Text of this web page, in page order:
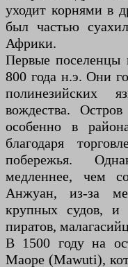
уходит корнями в
был частью
Африки.
Первые поселенцы
800 года н.э. Они
полинезийских
вождества.
особенно в
благодаря
побережья.
медленнее, чем
Анжуан, из-за
крупных судов, и
пиратов,
В 1500 году на
Маоре (Mawuti),